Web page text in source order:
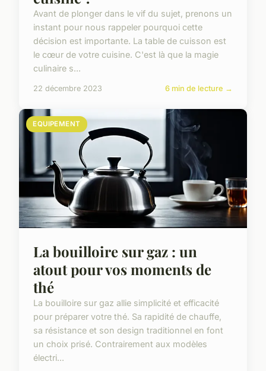
Avant de plonger dans le vif du sujet, prenons un
instant pour nous rappeler pourquoi cette
décision est importante. La table de cuisson est
le cœur de votre cuisine. C'est là que la magie
culinaire s...
22 décembre 2023 6 min de lecture →
EQUIPEMENT
La bouilloire sur gaz : un
atout pour vos moments de
thé
La bouilloire sur gaz allie simplicité et efficacité
pour préparer votre thé. Sa rapidité de chauffe,
sa résistance et son design traditionnel en font
un choix prisé. Contrairement aux modèles
électri...